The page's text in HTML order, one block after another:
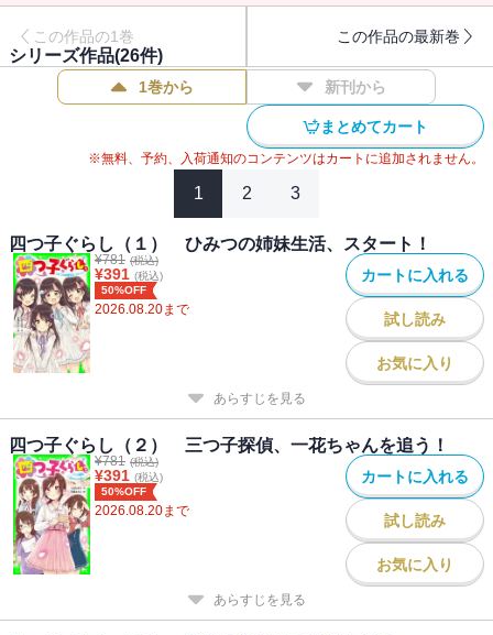
この作品の1巻 この作品の最新巻
シリーズ作品(26件)
1巻から 新刊から
まとめてカート
※無料、予約、入荷通知のコンテンツはカートに追加されません。
1 2 3
四つ子ぐらし（１） ひみつの姉妹生活、スタート！
¥781 (税込)
¥391 (税込)
50%OFF
2026.08.20まで
カートに入れる
試し読み
お気に入り
あらすじを見る
四つ子ぐらし（２） 三つ子探偵、一花ちゃんを追う！
¥781 (税込)
¥391 (税込)
50%OFF
2026.08.20まで
カートに入れる
試し読み
お気に入り
あらすじを見る